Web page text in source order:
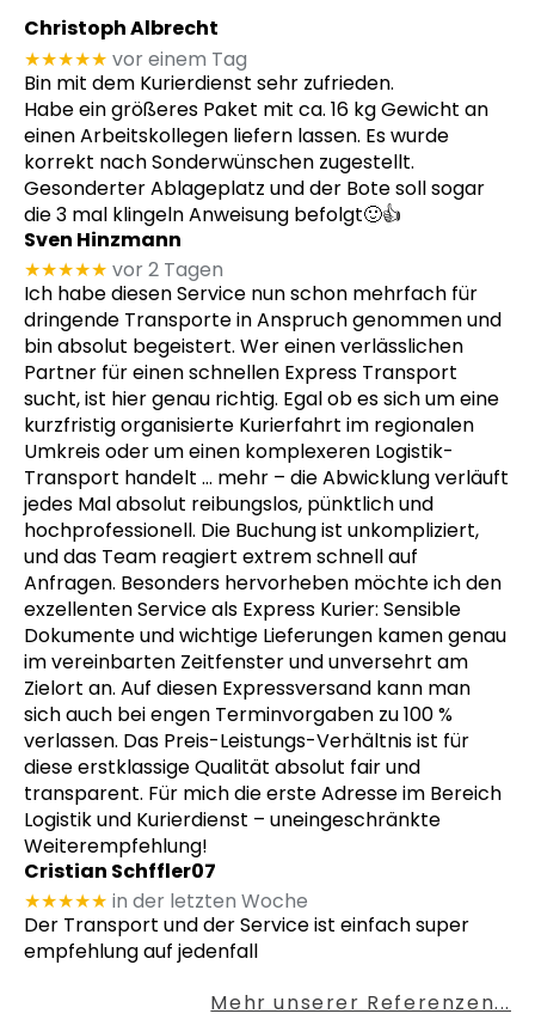
Christoph Albrecht
★★★★★ vor einem Tag
Bin mit dem Kurierdienst sehr zufrieden.
Habe ein größeres Paket mit ca. 16 kg Gewicht an
einen Arbeitskollegen liefern lassen. Es wurde
korrekt nach Sonderwünschen zugestellt.
Gesonderter Ablageplatz und der Bote soll sogar
die 3 mal klingeln Anweisung befolgt🙂👍
Sven Hinzmann
★★★★★ vor 2 Tagen
Ich habe diesen Service nun schon mehrfach für
dringende Transporte in Anspruch genommen und
bin absolut begeistert. Wer einen verlässlichen
Partner für einen schnellen Express Transport
sucht, ist hier genau richtig. Egal ob es sich um eine
kurzfristig organisierte Kurierfahrt im regionalen
Umkreis oder um einen komplexeren Logistik-
Transport handelt … mehr – die Abwicklung verläuft
jedes Mal absolut reibungslos, pünktlich und
hochprofessionell. Die Buchung ist unkompliziert,
und das Team reagiert extrem schnell auf
Anfragen. Besonders hervorheben möchte ich den
exzellenten Service als Express Kurier: Sensible
Dokumente und wichtige Lieferungen kamen genau
im vereinbarten Zeitfenster und unversehrt am
Zielort an. Auf diesen Expressversand kann man
sich auch bei engen Terminvorgaben zu 100 %
verlassen. Das Preis-Leistungs-Verhältnis ist für
diese erstklassige Qualität absolut fair und
transparent. Für mich die erste Adresse im Bereich
Logistik und Kurierdienst – uneingeschränkte
Weiterempfehlung!
Cristian Schffler07
★★★★★ in der letzten Woche
Der Transport und der Service ist einfach super
empfehlung auf jedenfall
Mehr unserer Referenzen...